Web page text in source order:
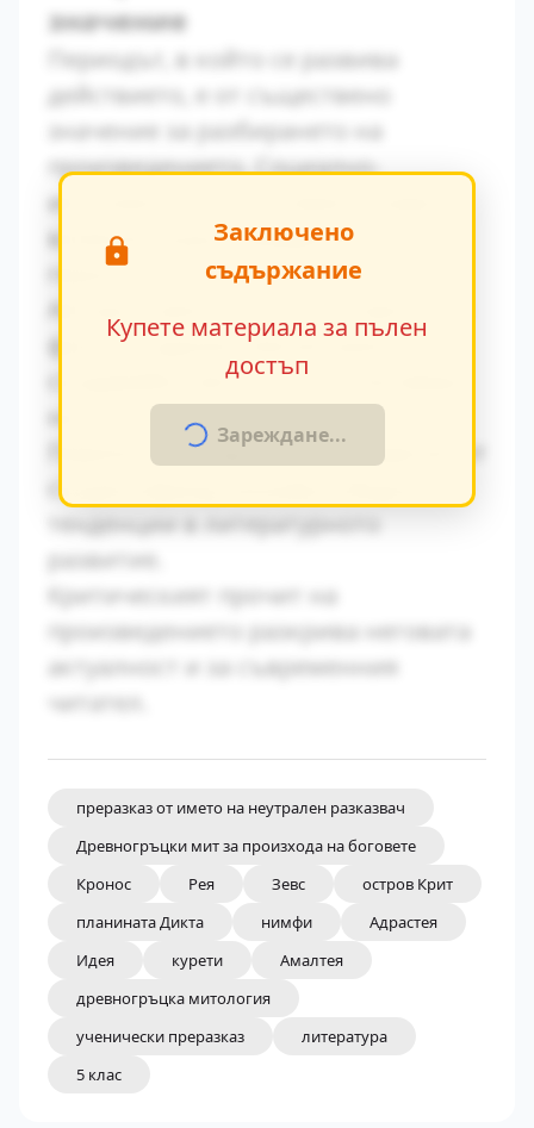
значение
Периодът, в който се развива
действието, е от съществено
значение за разбирането на
произведението. Социално-
икономическите условия оказват
влияние върху поведението на
героите.
факти в художествения разказ,
създавайки автентична атмосфера
на епохата.
Паралелите с други произведения от
същия период показват общите
развитие.
Критическият прочит на
произведението разкрива неговата
актуалност и за съвременния
читател.
Заключено
съдържание
Купете материала за пълен
достъп
Зареждане...
преразказ от името на неутрален разказвач
Древногръцки мит за произхода на боговете
Кронос
Рея Зевс
остров Крит
планината Дикта
нимфи
Адрастея
Идея
курети
Амалтея
древногръцка митология
ученически преразказ
литература
5 клас